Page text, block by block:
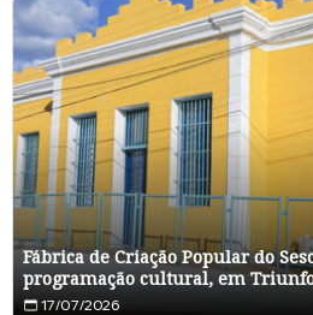
Fábrica de Criação Popular do
programação cultural, em
17/07/2026